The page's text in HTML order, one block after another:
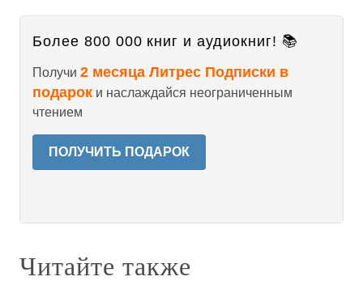
Более 800 000 книг и аудиокниг! 📚
Получи 2 месяца Литрес Подписки в
подарок и наслаждайся неограниченным
чтением
ПОЛУЧИТЬ ПОДАРОК
Читайте также